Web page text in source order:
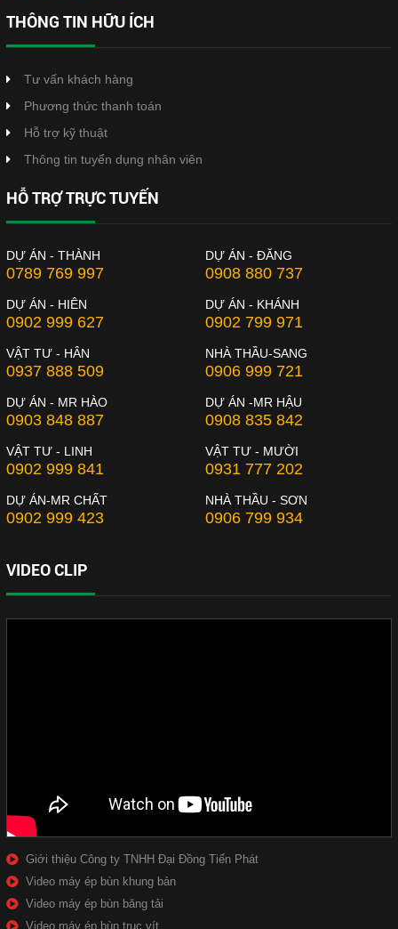
THÔNG TIN HỮU ÍCH
Tư vấn khách hàng
Phương thức thanh toán
Hỗ trợ kỹ thuật
Thông tin tuyển dụng nhân viên
HỖ TRỢ TRỰC TUYẾN
DỰ ÁN - THÀNH
0789 769 997
DỰ ÁN - ĐĂNG
0908 880 737
DỰ ÁN - HIÊN
0902 999 627
DỰ ÁN - KHÁNH
0902 799 971
VẬT TƯ - HÂN
0937 888 509
NHÀ THẦU-SANG
0906 999 721
DỰ ÁN - MR HÀO
0903 848 887
DỰ ÁN -MR HẬU
0908 835 842
VẬT TƯ - LINH
0902 999 841
VẬT TƯ - MƯỜI
0931 777 202
DỰ ÁN-MR CHẤT
0902 999 423
NHÀ THẦU - SƠN
0906 799 934
VIDEO CLIP
Giới thiệu Công ty TNHH Đại Đồng Tiến Phát
Video máy ép bùn khung bản
Video máy ép bùn băng tải
Video máy ép bùn trục vít